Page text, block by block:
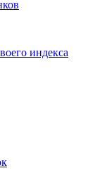
индекса